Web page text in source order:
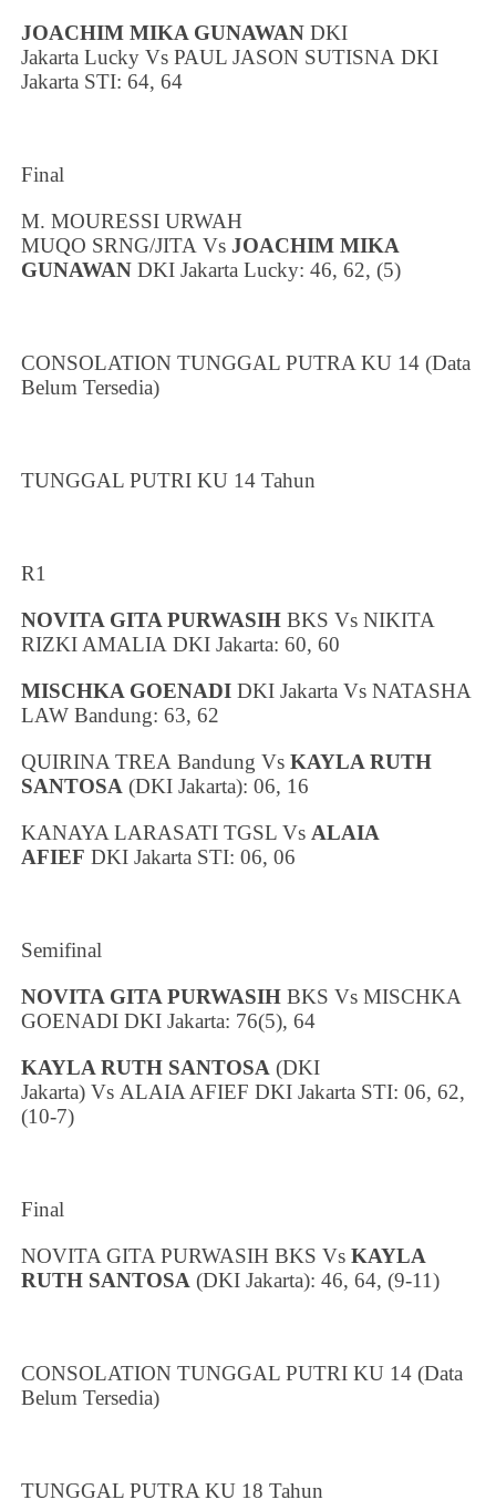
JOACHIM MIKA GUNAWAN DKI
Jakarta LuckyVsPAUL JASON SUTISNA DKI
Jakarta STI: 64, 64
Final
M. MOURESSI URWAH
MUQO SRNG/JITAVsJOACHIM MIKA
GUNAWAN DKI Jakarta Lucky: 46, 62, (5)
CONSOLATION TUNGGAL PUTRA KU 14 (Data
Belum Tersedia)
TUNGGAL PUTRI KU 14 Tahun
R1
NOVITA GITA PURWASIH BKS Vs NIKITA
RIZKI AMALIADKI Jakarta: 60, 60
MISCHKA GOENADIDKI Jakarta Vs NATASHA
LAWBandung: 63, 62
QUIRINA TREABandung VsKAYLA RUTH
SANTOSA (DKI Jakarta): 06, 16
KANAYA LARASATI TGSL VsALAIA
AFIEF DKI Jakarta STI: 06, 06
Semifinal
NOVITA GITA PURWASIH BKS VsMISCHKA
GOENADI DKI Jakarta: 76(5), 64
KAYLA RUTH SANTOSA (DKI
Jakarta)VsALAIA AFIEF DKI Jakarta STI: 06, 62,
(10-7)
Final
NOVITA GITA PURWASIH BKS VsKAYLA
RUTH SANTOSA (DKI Jakarta): 46, 64, (9-11)
CONSOLATION TUNGGAL PUTRI KU 14 (Data
Belum Tersedia)
TUNGGAL PUTRA KU 18 Tahun